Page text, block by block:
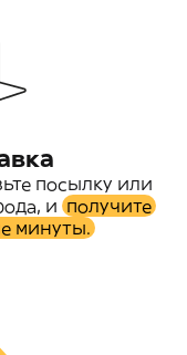
посылку или
и получите
минуты.